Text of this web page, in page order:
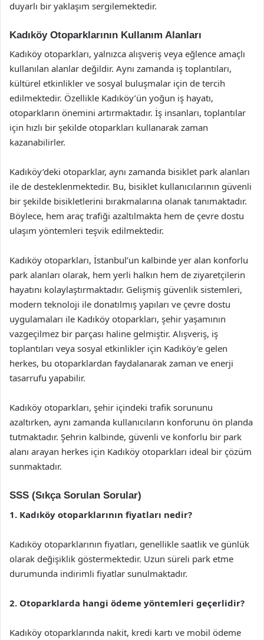
duyarlı bir yaklaşım sergilemektedir.
Kadıköy Otoparklarının Kullanım Alanları
Kadıköy otoparkları, yalnızca alışveriş veya eğlence amaçlı
kullanılan alanlar değildir. Aynı zamanda iş toplantıları,
kültürel etkinlikler ve sosyal buluşmalar için de tercih
edilmektedir. Özellikle Kadıköy’ün yoğun iş hayatı,
otoparkların önemini artırmaktadır. İş insanları, toplantılar
için hızlı bir şekilde otoparkları kullanarak zaman
kazanabilirler.
Kadıköy’deki otoparklar, aynı zamanda bisiklet park alanları
ile de desteklenmektedir. Bu, bisiklet kullanıcılarının güvenli
bir şekilde bisikletlerini bırakmalarına olanak tanımaktadır.
Böylece, hem araç trafiği azaltılmakta hem de çevre dostu
ulaşım yöntemleri teşvik edilmektedir.
Kadıköy otoparkları, İstanbul’un kalbinde yer alan konforlu
park alanları olarak, hem yerli halkın hem de ziyaretçilerin
hayatını kolaylaştırmaktadır. Gelişmiş güvenlik sistemleri,
modern teknoloji ile donatılmış yapıları ve çevre dostu
uygulamaları ile Kadıköy otoparkları, şehir yaşamının
vazgeçilmez bir parçası haline gelmiştir. Alışveriş, iş
toplantıları veya sosyal etkinlikler için Kadıköy’e gelen
herkes, bu otoparklardan faydalanarak zaman ve enerji
tasarrufu yapabilir.
Kadıköy otoparkları, şehir içindeki trafik sorununu
azaltırken, aynı zamanda kullanıcıların konforunu ön planda
tutmaktadır. Şehrin kalbinde, güvenli ve konforlu bir park
alanı arayan herkes için Kadıköy otoparkları ideal bir çözüm
sunmaktadır.
SSS (Sıkça Sorulan Sorular)
1. Kadıköy otoparklarının fiyatları nedir?
Kadıköy otoparklarının fiyatları, genellikle saatlik ve günlük
olarak değişiklik göstermektedir. Uzun süreli park etme
durumunda indirimli fiyatlar sunulmaktadır.
2. Otoparklarda hangi ödeme yöntemleri geçerlidir?
Kadıköy otoparklarında nakit, kredi kartı ve mobil ödeme